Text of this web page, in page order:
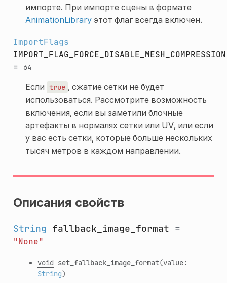
импорте. При импорте сцены в формате
AnimationLibraryэтот флаг всегда включен.
ImportFlags
IMPORT_FLAG_FORCE_DISABLE_MESH_COMPRESSION
=
64
Если true , сжатие сетки не будет
использоваться. Рассмотрите возможность
включения, если вы заметили блочные
артефакты в нормалях сетки или UV, или если
у вас есть сетки, которые больше нескольких
тысяч метров в каждом направлении.
Описания свойств
String fallback_image_format =
"None"
void set_fallback_image_format(value:
String)